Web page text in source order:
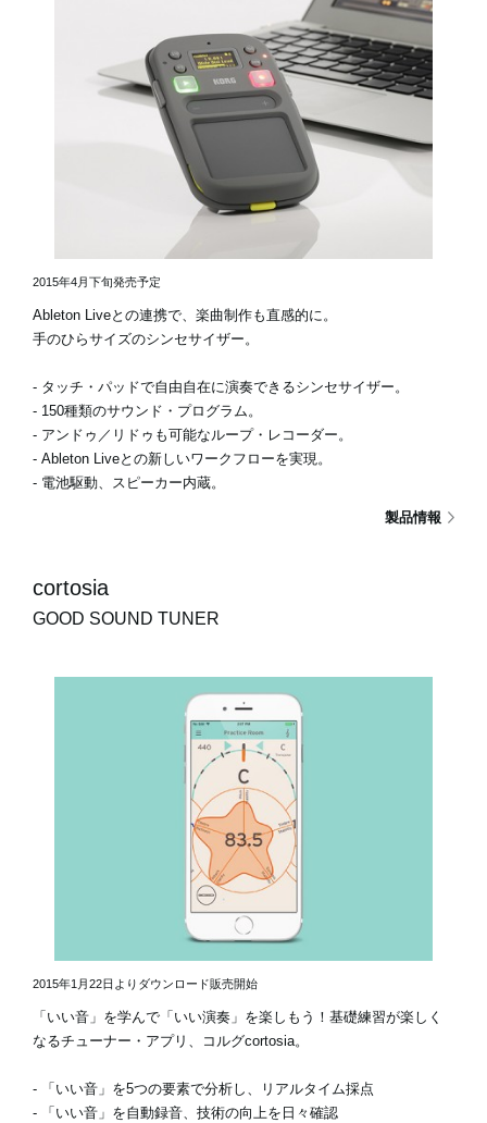
2015年4月下旬発売予定
Ableton Liveとの連携で、楽曲制作も直感的に。
手のひらサイズのシンセサイザー。
- タッチ・パッドで自由自在に演奏できるシンセサイザー。
- 150種類のサウンド・プログラム。
- アンドゥ／リドゥも可能なループ・レコーダー。
- Ableton Liveとの新しいワークフローを実現。
- 電池駆動、スピーカー内蔵。
製品情報
cortosia
GOOD SOUND TUNER
2015年1月22日よりダウンロード販売開始
「いい音」を学んで「いい演奏」を楽しもう！基礎練習が楽しく
なるチューナー・アプリ、コルグcortosia。
- 「いい音」を5つの要素で分析し、リアルタイム採点
- 「いい音」を自動録音、技術の向上を日々確認